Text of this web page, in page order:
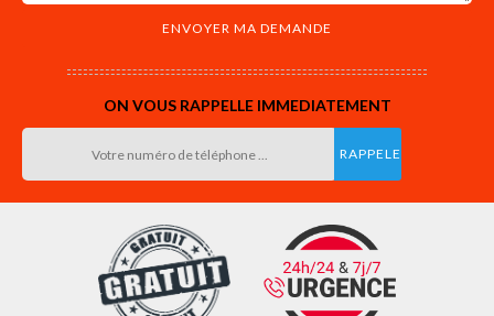
ON VOUS RAPPELLE IMMEDIATEMENT